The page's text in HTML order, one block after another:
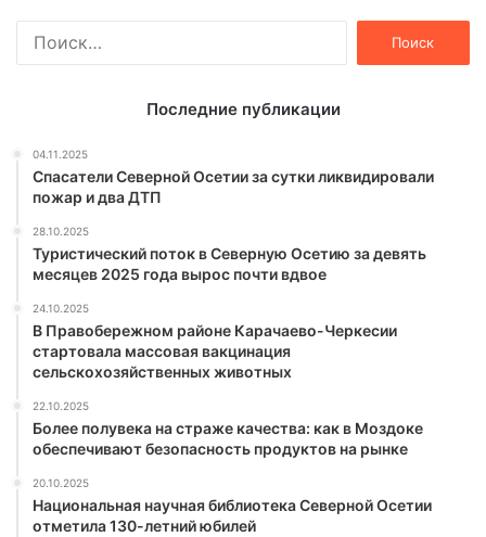
Последние публикации
04.11.2025
Спасатели Северной Осетии за сутки ликвидировали
пожар и два ДТП
28.10.2025
Туристический поток в Северную Осетию за девять
месяцев 2025 года вырос почти вдвое
24.10.2025
В Правобережном районе Карачаево-Черкесии
стартовала массовая вакцинация
сельскохозяйственных животных
22.10.2025
Более полувека на страже качества: как в Моздоке
обеспечивают безопасность продуктов на рынке
20.10.2025
Национальная научная библиотека Северной Осетии
отметила 130-летний юбилей